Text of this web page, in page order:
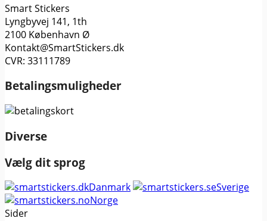
Smart Stickers
Lyngbyvej 141, 1th
2100 København Ø
Kontakt@SmartStickers.dk
CVR: 33111789
Betalingsmuligheder
Diverse
Vælg dit sprog
Danmark
Sverige
Norge
Sider